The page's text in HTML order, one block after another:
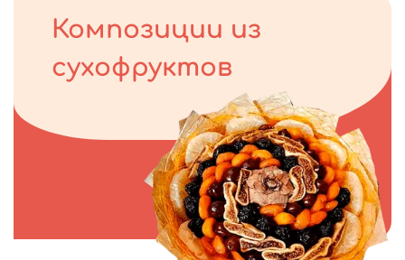
Композиции из
сухофруктов